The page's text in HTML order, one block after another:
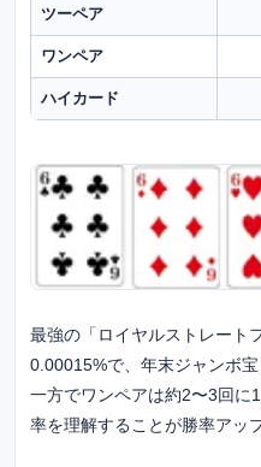
ツーペア
ワンペア
ハイカード
最強の「ロイヤルストレート
0.00015%で、年末ジャンボ
一方でワンペアは約2〜3回に
率を理解することが勝率アッ